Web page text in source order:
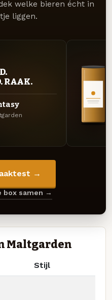
welke bieren écht in
liggen.
RAAK.
→
box samen →
Maltgarden
Stijl